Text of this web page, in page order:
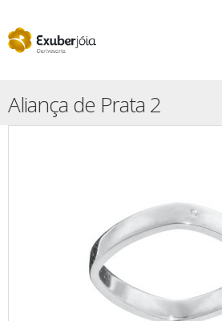
Aliança de Prata 2